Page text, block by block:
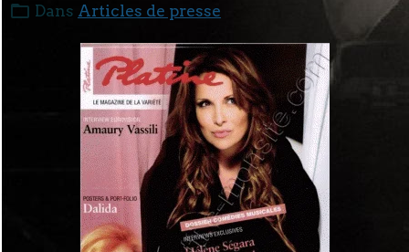
Dans Articles de presse